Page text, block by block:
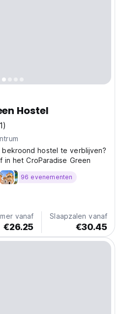
Hostel
hostel te verblijven?
het CroParadise Green
96 evenementen
vanaf
€26.25
Slaapzalen vanaf
€30.45